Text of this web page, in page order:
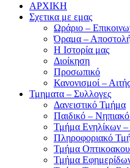
ΑΡΧΙΚΗ
Σχετικα με εμας
Ωράριο –
Όραμα –
Η Ιστορία μας
Διοίκηση
Προσωπικό
Κανονισμοί –
Τμηματα – Συλλογες
Δανειστικό Τμήμα
Παιδικό –
Τμήμα Ενηλίκων –
Πληροφοριακό
Τμήμα
Τμήμα